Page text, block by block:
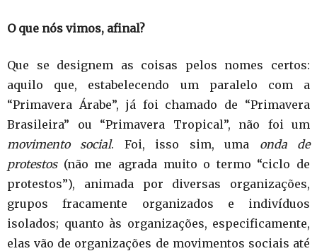
O que nós vimos, afinal?
Que se designem as coisas pelos nomes certos:
aquilo que, estabelecendo um paralelo com a
“Primavera Árabe”, já foi chamado de “Primavera
Brasileira” ou “Primavera Tropical”, não foi um
movimento social. Foi, isso sim, uma onda de
protestos(não me agrada muito o termo “ciclo de
protestos”), animada por diversas organizações,
grupos fracamente organizados e indivíduos
isolados; quanto às organizações, especificamente,
elas vão de organizações de movimentos sociais até